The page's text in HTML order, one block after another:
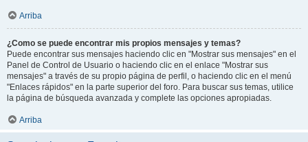
Arriba
¿Como se puede encontrar mis propios mensajes y temas?
Puede encontrar sus mensajes haciendo clic en "Mostrar sus mensajes" en el
Panel de Control de Usuario o haciendo clic en el enlace "Mostrar sus
mensajes" a través de su propio página de perfil, o haciendo clic en el menú
"Enlaces rápidos" en la parte superior del foro. Para buscar sus temas, utilice
la página de búsqueda avanzada y complete las opciones apropiadas.
Arriba